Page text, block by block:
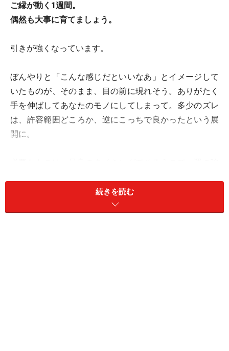
ご縁が動く1週間。
偶然も大事に育てましょう。
引きが強くなっています。
ぼんやりと「こんな感じだといいなあ」とイメージして
いたものが、そのまま、目の前に現れそう。ありがたく
手を伸ばしてあなたのモノにしてしまって。多少のズレ
は、許容範囲どころか、逆にこっちで良かったという展
開に。
偶然の一致も、開運のサインです。思いがけないところ
続きを読む